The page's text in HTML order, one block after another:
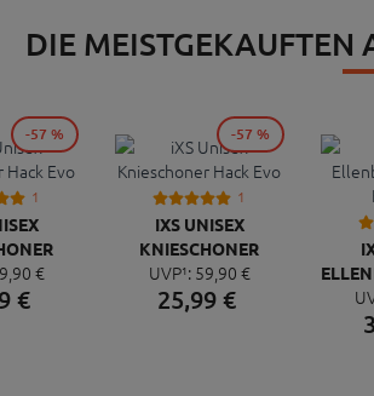
DIE MEISTGEKAUFTEN
1
90 €
€
-57 %
1
IXS UNISEX
KNIESCHONER
HACK EVO
UVP¹: 59,90 €
25,99 €
-57 %